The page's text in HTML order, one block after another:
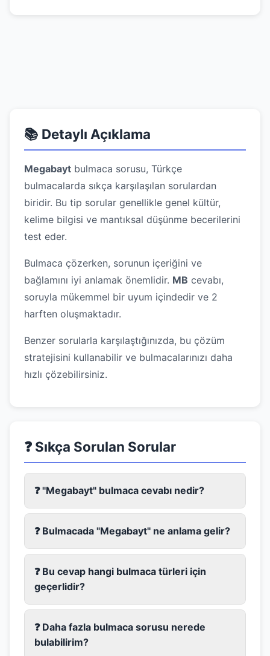
📚 Detaylı Açıklama
Megabayt bulmaca sorusu, Türkçe
bulmacalarda sıkça karşılaşılan sorulardan
biridir. Bu tip sorular genellikle genel kültür,
kelime bilgisi ve mantıksal düşünme becerilerini
test eder.
Bulmaca çözerken, sorunun içeriğini ve
bağlamını iyi anlamak önemlidir. MB cevabı,
soruyla mükemmel bir uyum içindedir ve 2
harften oluşmaktadır.
Benzer sorularla karşılaştığınızda, bu çözüm
stratejisini kullanabilir ve bulmacalarınızı daha
hızlı çözebilirsiniz.
❓ Sıkça Sorulan Sorular
❓ "Megabayt" bulmaca cevabı nedir?
❓ Bulmacada "Megabayt" ne anlama gelir?
❓ Bu cevap hangi bulmaca türleri için
geçerlidir?
❓ Daha fazla bulmaca sorusu nerede
bulabilirim?